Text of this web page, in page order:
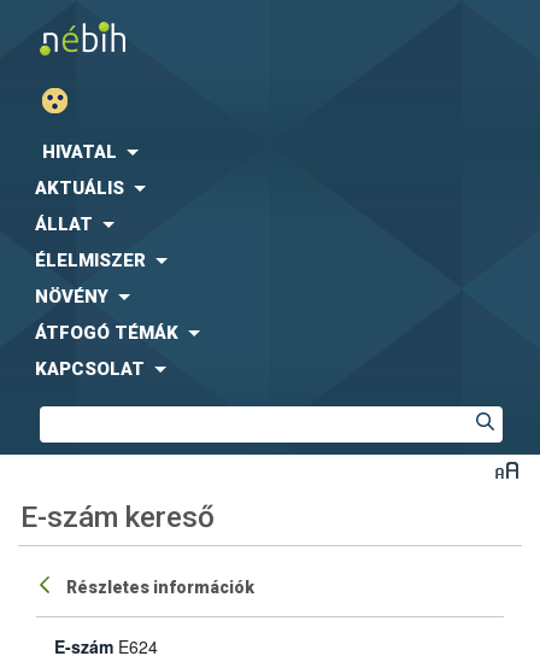
HIVATAL
AKTUÁLIS
ÁLLAT
ÉLELMISZER
NÖVÉNY
ÁTFOGÓ TÉMÁK
KAPCSOLAT
E-szám kereső
Részletes információk
E-szám E624